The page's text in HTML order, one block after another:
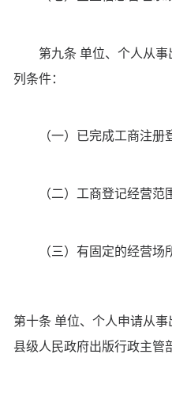
第九条 单位、个人从事
列条件：
（一）已完成工商注册登
（二）工商登记经营范围
（三）有固定的经营场
第十条 单位、个人申请从
县级人民政府出版行政主管